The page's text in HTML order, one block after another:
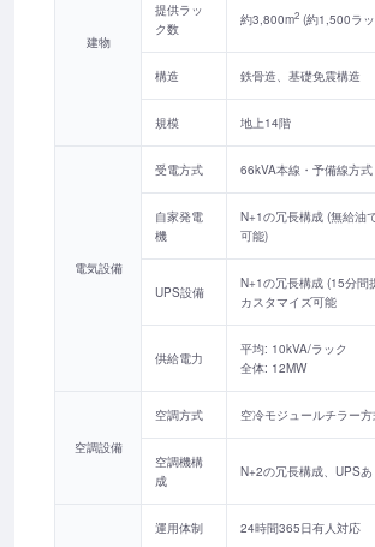
建物
提供ラッ
ク数
約3,800m2 (約1,500ラ
構造 鉄骨造、基礎免震構造
規模 地上14階
電気設備
受電方式 66kVA本線・予備線方式
自家発電
機
N+1の冗長構成 (無給油
可能)
UPS設備
N+1の冗長構成 (15分間
カスタマイズ可能
供給電力
平均: 10kVA/ラック
全体: 12MW
空調設備
空調方式 空冷モジュールチラー
空調機構
成
N+2の冗長構成、UPS
運用体制 24時間365日有人対応